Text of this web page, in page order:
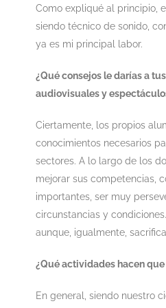
Como expliqué al principio,
siendo técnico de sonido,
ya es mi principal labor.
¿Qué consejos le darías a
audiovisuales y
Ciertamente, los propios
conocimientos necesarios
sectores. A lo largo de los
mejorar sus competencias,
importantes, ser muy
circunstancias y
aunque, igualmente,
¿Qué actividades hacen
En general, siendo nuestro